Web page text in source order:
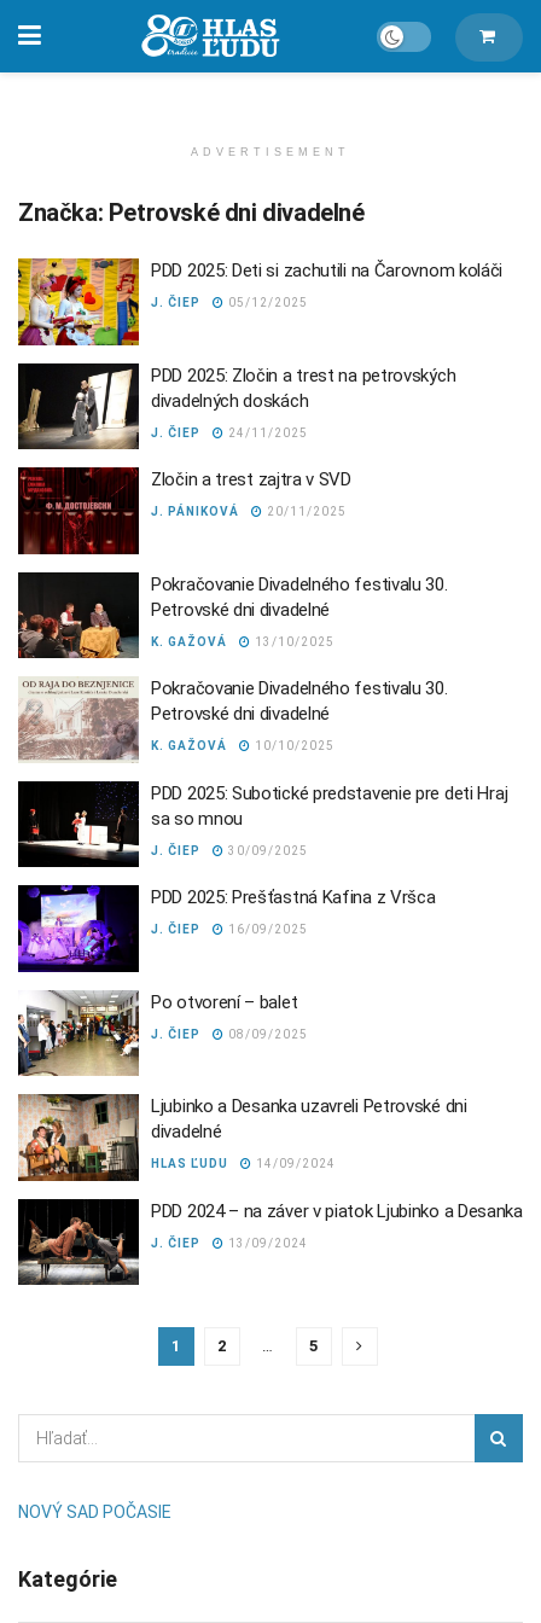
ADVERTISEMENT
Značka: Petrovské dni divadelné
PDD 2025: Deti si zachutili na Čarovnom koláči
J. ČIEP 05/12/2025
PDD 2025: Zločin a trest na petrovských
divadelných doskách
J. ČIEP 24/11/2025
Zločin a trest zajtra v SVD
J. PÁNIKOVÁ 20/11/2025
Pokračovanie Divadelného festivalu 30.
Petrovské dni divadelné
K. GAŽOVÁ 13/10/2025
Pokračovanie Divadelného festivalu 30.
Petrovské dni divadelné
K. GAŽOVÁ 10/10/2025
PDD 2025: Subotické predstavenie pre deti Hraj
sa so mnou
J. ČIEP 30/09/2025
PDD 2025: Prešťastná Kafina z Vršca
J. ČIEP 16/09/2025
Po otvorení – balet
J. ČIEP 08/09/2025
Ljubinko a Desanka uzavreli Petrovské dni
divadelné
HLAS ĽUDU 14/09/2024
PDD 2024 – na záver v piatok Ljubinko a Desanka
J. ČIEP 13/09/2024
1 2 … 5
NOVÝ SAD POČASIE
Kategórie